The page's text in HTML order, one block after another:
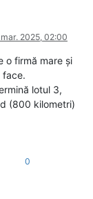
2025, 02:00
o firmă mare și
face.
lotul 3,
(800 kilometri)
0